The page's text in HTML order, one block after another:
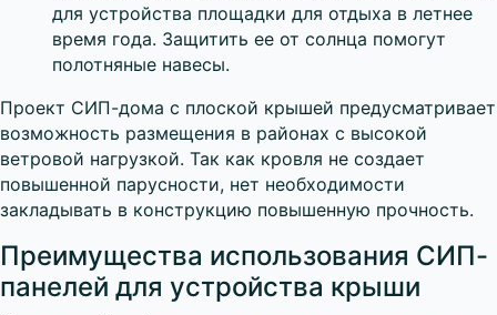
для устройства площадки для отдыха в летнее
время года. Защитить ее от солнца помогут
полотняные навесы.
Проект СИП-дома с плоской крышей предусматривает
возможность размещения в районах с высокой
ветровой нагрузкой. Так как кровля не создает
повышенной парусности, нет необходимости
закладывать в конструкцию повышенную прочность.
Преимущества использования СИП-
панелей для устройства крыши